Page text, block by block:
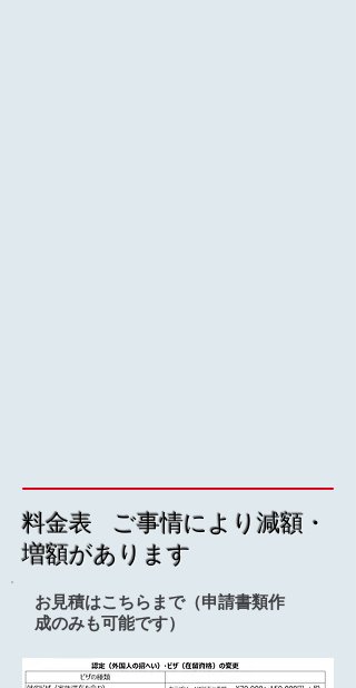
料金表 ご事情により減額・
増額があります
お見積はこちらまで（申請書類作
成のみも可能です）